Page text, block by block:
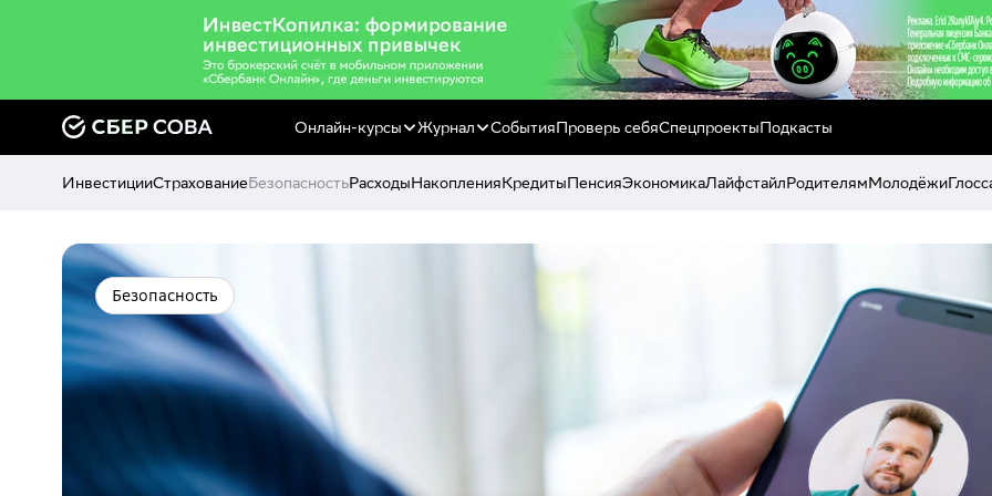
Онлайн-курсы Журнал СобытияПроверь себяСпецпроектыПодкасты
ИнвестицииСтрахованиеБезопасностьРасходыНакопленияКредитыПенсияЭкономикаЛайфстайлРодителямМолодёжи
Безопасность